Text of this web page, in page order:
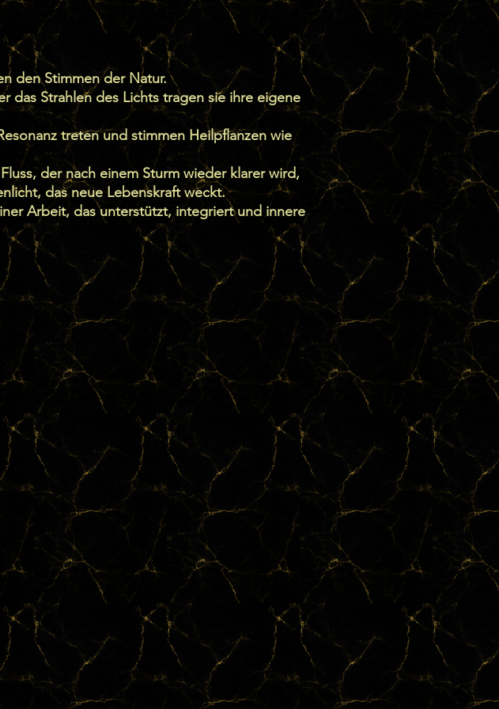
den Stimmen der Natur.
das Strahlen des Lichts tragen sie ihre eigene
treten und stimmen Heilpflanzen wie
der nach einem Sturm wieder klarer wird,
das neue Lebenskraft weckt.
Arbeit, das unterstützt, integriert und innere